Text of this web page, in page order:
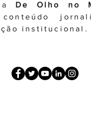
De Olho no
institucional.